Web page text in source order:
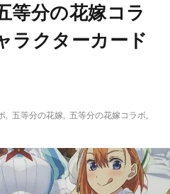
等分の花嫁コラ
ラクターカード
五等分の花嫁 五等分の花嫁コラボ